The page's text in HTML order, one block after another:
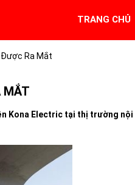
TRANG CHỦ
Được Ra Mắt
MẮT
Kona Electric tại thị trường nội